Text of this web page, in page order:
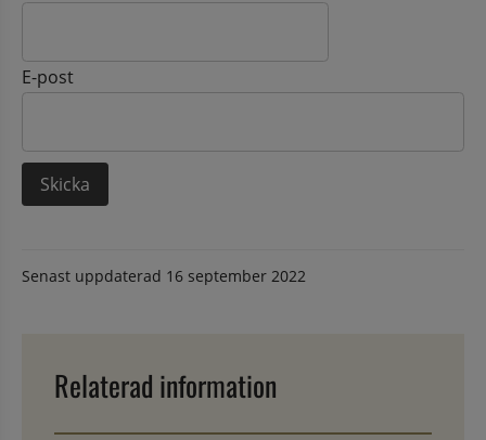
E-post
Senast uppdaterad 16 september 2022
Relaterad information